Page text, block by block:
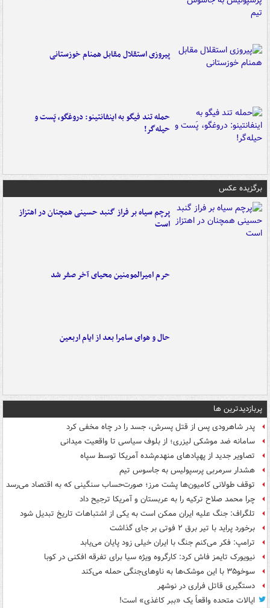
پیروزی استقلال مقابل همنام خوزستانی
حمله تند فیگو به اینفانتینو: دروغگو، پَست‌ و
حیله‌گر!
برگزیده عکس
پرچم سیاه بر فراز گنبد حسینی همچنان در اهتزاز
است
حرم امیرالمومنین محیای آخر صفر شد
حال و هوای سامرا بعد از ایام اربعین
پربازدیدترین ها
پدر شاهرودی پس از قتل پسرش، جسد را در چاه مخفی کرد
سامانه ضد موشکی لیزری؛ از بلوف سیاسی تا واقعیت میدانی
تصاویر جدید از پهپادهای منهدم‌شده آمریکا توسط سپاه
هشدار سرمربی پرسپولیس به جاسوس تیم
توقف طولانی کامیون‌ها پشت مرز؛ صورت‌حساب سنگینی که به اقتصاد می‌رسد
چرا محمد صلاح ترکیه را به عربستان و آمریکا ترجیح داد
تلگراف: جنگ علیه ایران ممکن است به یکی از اشتباهات تاریخ تبدیل شود
برخورد پراید با تیر برق ۲ فوتی بر جای گذاشت
ترامپ: فکر می‌کنم جنگ با ایران خیلی زود پایان می‌یابد
نیویورک تایمز فاش کرد: کارگروه ویژه سیا برای تفرقه افکنی در کوبا
سوخو۳۵ با این موشک‌ها به ناوهای‌جنگی حمله می‌کند
دستگیری قاتل فراری در نوشهر
ایالات متحده واقعاً یک «ببر کاغذی» است!